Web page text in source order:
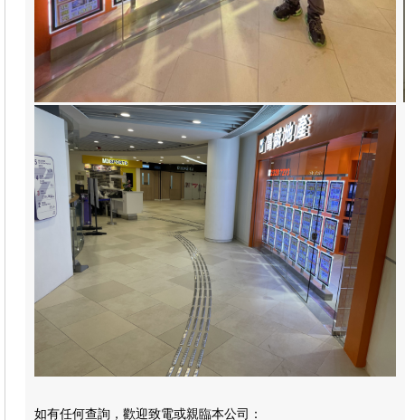
如有任何查詢，歡迎致電或親臨本公司 ：